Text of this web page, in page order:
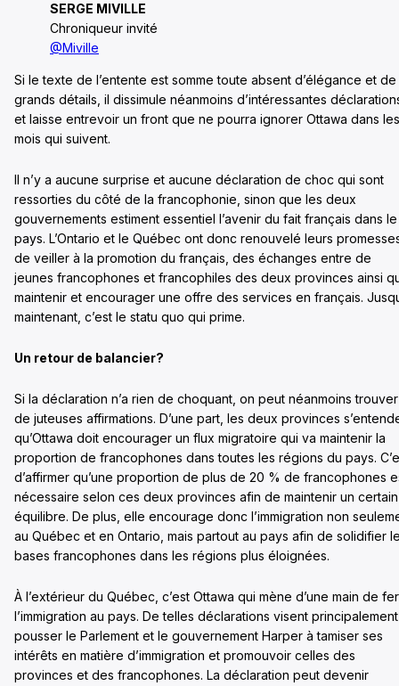
SERGE MIVILLE
Chroniqueur invité
@Miville
Si le texte de l’entente est somme toute absent d’élégance et de
grands détails, il dissimule néanmoins d’intéressantes
et laisse entrevoir un front que ne pourra ignorer Ottawa dans les
mois qui suivent.
Il n’y a aucune surprise et aucune déclaration de choc qui sont
ressorties du côté de la francophonie, sinon que les deux
gouvernements estiment essentiel l’avenir du fait français dans le
pays. L’Ontario et le Québec ont donc renouvelé leurs
de veiller à la promotion du français, des échanges entre de
jeunes francophones et francophiles des deux provinces ainsi
maintenir et encourager une offre des services en français.
maintenant, c’est le statu quo qui prime.
Un retour de balancier?
Si la déclaration n’a rien de choquant, on peut néanmoins trouver
de juteuses affirmations. D’une part, les deux provinces
qu’Ottawa doit encourager un flux migratoire qui va maintenir la
proportion de francophones dans toutes les régions du pays.
d’affirmer qu’une proportion de plus de 20 % de francophones
nécessaire selon ces deux provinces afin de maintenir un certain
équilibre. De plus, elle encourage donc l’immigration non
au Québec et en Ontario, mais partout au pays afin de solidifier
bases francophones dans les régions plus éloignées.
À l’extérieur du Québec, c’est Ottawa qui mène d’une main de fer
l’immigration au pays. De telles déclarations visent
pousser le Parlement et le gouvernement Harper à tamiser ses
intérêts en matière d’immigration et promouvoir celles des
provinces et des francophones. La déclaration peut devenir